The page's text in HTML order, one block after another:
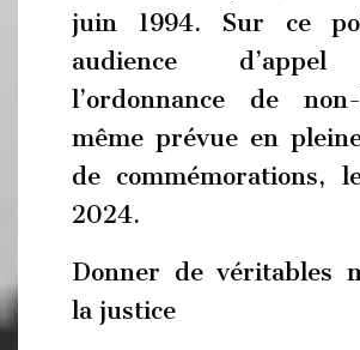
juin 1994. Sur ce
audience
l’ordonnance de
même prévue en
de commémorations,
2024.
Donner de véritables
la justice